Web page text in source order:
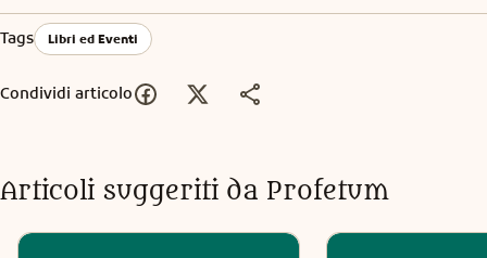
Tags Libri ed Eventi
Condividi articolo
Articoli suggeriti da Profetum